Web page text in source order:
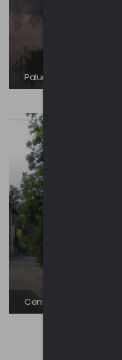
Palude Brabbia
Centro Storico di Inarzo